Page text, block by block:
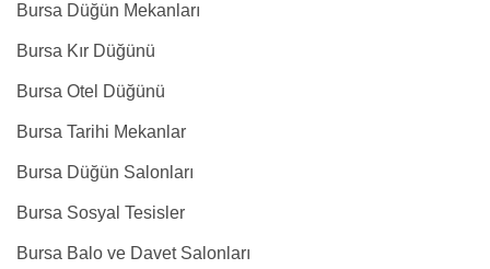
Bursa Düğün Mekanları
Bursa Kır Düğünü
Bursa Otel Düğünü
Bursa Tarihi Mekanlar
Bursa Düğün Salonları
Bursa Sosyal Tesisler
Bursa Balo ve Davet Salonları